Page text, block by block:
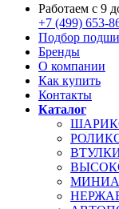
Работаем с 9
+7 (499) 653-
Подбор
Бренды
О компании
Как купить
Контакты
Каталог